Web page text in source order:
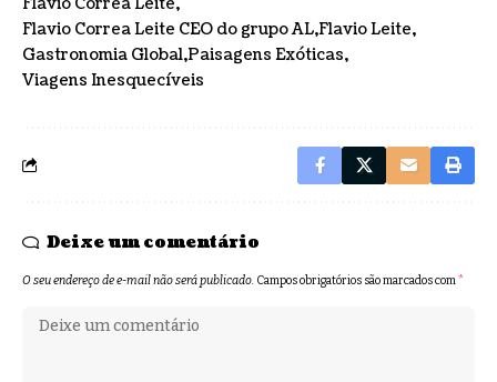
Flavio Correa Leite CEO do grupo AL Flavio Leite
Gastronomia Global Paisagens Exóticas
Viagens Inesquecíveis
Deixe um comentário
O seu endereço de e-mail não será publicado. Campos obrigatórios são marcados com*